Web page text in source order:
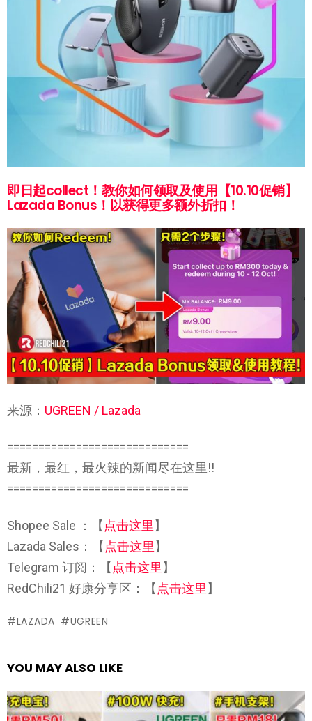
即日起collect！教你如何领取及使用【10.10促销】
Lazada Bonus！以获得更多额外折扣！
来源： UGREEN / Lazada
=============================
最新，最红，最火辣的新闻尽在这里!!
=============================
Shopee Sale ：【点击这里】
Lazada Sales：【点击这里】
Telegram 订阅：【点击这里】
RedChili21 好康分享区：【点击这里】
LAZADA UGREEN
YOU MAY ALSO LIKE